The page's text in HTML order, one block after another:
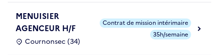
MENUISIER
AGENCEUR H/F
Cournonsec (34)
Contrat de mission intérimaire
35h/semaine